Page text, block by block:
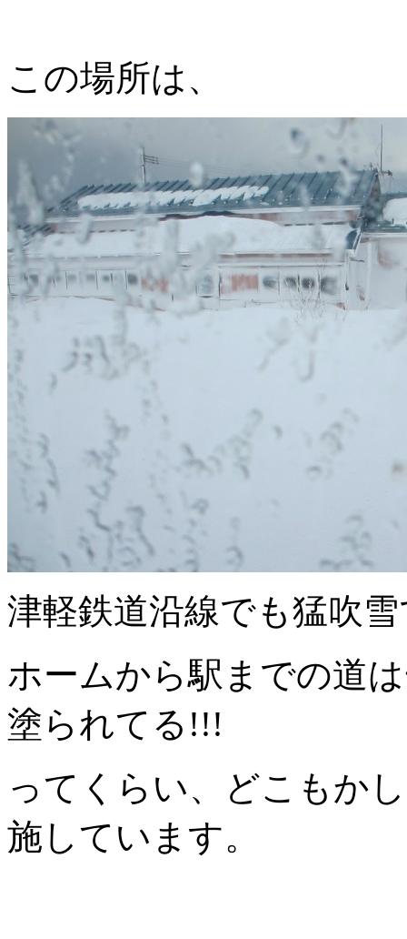
この場所は、
津軽鉄道沿線でも猛吹
ホームから駅までの道
塗られてる!!!
ってくらい、どこもか
施しています。